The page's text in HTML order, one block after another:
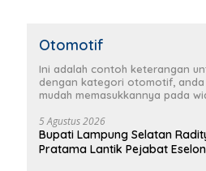
Otomotif
Ini adalah contoh keterangan
dengan kategori otomotif, anda
mudah memasukkannya pada
5 Agustus 2026
Bupati Lampung Selatan
Pratama Lantik Pejabat